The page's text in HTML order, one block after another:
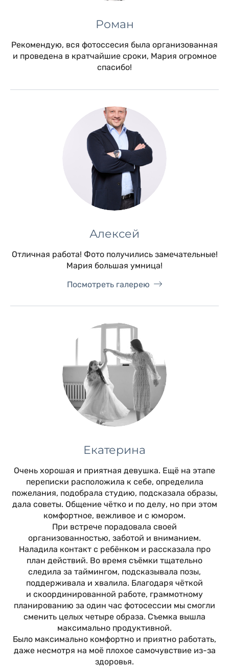
Роман
Рекомендую, вся фотоссесия была организованная
и проведена в кратчайшие сроки, Мария огромное
спасибо!
Алексей
Отличная работа! Фото получились замечательные!
Мария большая умница!
Посмотреть галерею
Екатерина
Очень хорошая и приятная девушка. Ещё на этапе
переписки расположила к себе, определила
пожелания, подобрала студию, подсказала образы,
дала советы. Общение чётко и по делу, но при этом
комфортное, вежливое и с юмором.
При встрече порадовала своей
организованностью, заботой и вниманием.
Наладила контакт с ребёнком и рассказала про
план действий. Во время съëмки тщательно
следила за таймингом, подсказывала позы,
поддерживала и хвалила. Благодаря чёткой
и скоординированной работе, граммотному
планированию за один час фотосессии мы смогли
сменить целых четыре образа. Съемка вышла
максимально продуктивной.
Было максимально комфортно и приятно работать,
даже несмотря на моё плохое самочувствие из-за
здоровья.